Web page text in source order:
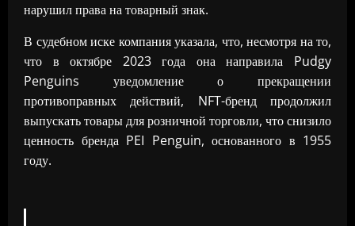
нарушил права на товарный знак.
В судебном иске компания указала, что, несмотря на то,
что в октябре 2023 года она направила Pudgy
Penguins уведомление о прекращении
противоправных действий, NFT-бренд продолжил
выпускать товары для розничной торговли, что снизило
ценность бренда PEI Penguin, основанного в 1955
году.